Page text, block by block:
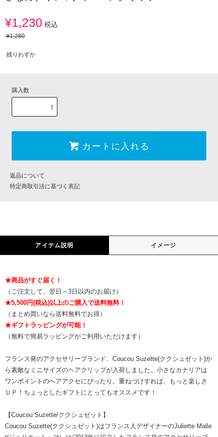
¥1,230 税込
¥1,280
残りわずか
購入数
カートに入れる
返品について
特定商取引法に基づく表記
アイテム説明 イメージ
★商品がすぐ届く！
（ご注文して、翌日～3日以内のお届け）
★5,500円(税込)以上のご購入で送料無料！
（まとめ買いなら送料無料でお得）
★ギフトラッピングが可能！
（無料で簡易ラッピングがご利用いただけます）
フランス発のアクセサリーブランド、Coucou Suzette(ククシュゼット)か
ら素敵なミニサイズのヘアクリップが入荷しました。小さなカナリアは
ワンポイントのヘアアクセにぴったり。重ねづけすれば、もっと楽しさ
ＵＰ！ちょっとしたギフトにとってもオススメです！
【Coucou Suzette/ククシュゼット】
Coucou Suzette(ククシュゼット)はフランス人デザイナーのJuliette Malle